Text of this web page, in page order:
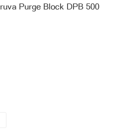
Purge Block DPB 500